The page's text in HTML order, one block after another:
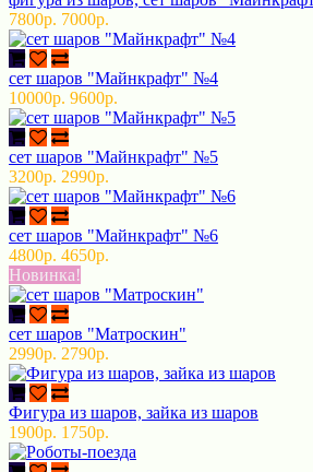
7800р. 7000р.
сет шаров "Майнкрафт" №4
10000р. 9600р.
сет шаров "Майнкрафт" №5
3200р. 2990р.
сет шаров "Майнкрафт" №6
4800р. 4650р.
Новинка!
сет шаров "Матроскин"
2990р. 2790р.
Фигура из шаров, зайка из шаров
1900р. 1750р.